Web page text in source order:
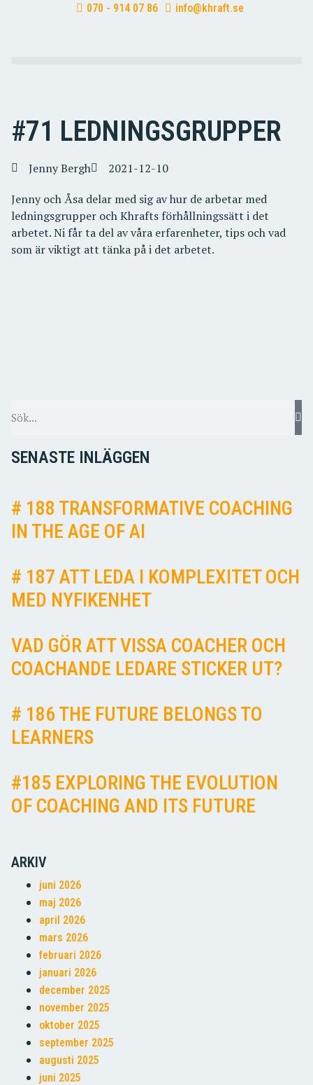
070 - 914 07 86 info@khraft.se
#71 LEDNINGSGRUPPER
Jenny Bergh
2021-12-10
Jenny och Åsa delar med sig av hur de arbetar med
ledningsgrupper och Khrafts förhållningssätt i det
arbetet. Ni får ta del av våra erfarenheter, tips och vad
som är viktigt att tänka på i det arbetet.
SENASTE INLÄGGEN
# 188 TRANSFORMATIVE COACHING
IN THE AGE OF AI
# 187 ATT LEDA I KOMPLEXITET OCH
MED NYFIKENHET
VAD GÖR ATT VISSA COACHER OCH
COACHANDE LEDARE STICKER UT?
# 186 THE FUTURE BELONGS TO
LEARNERS
#185 EXPLORING THE EVOLUTION
OF COACHING AND ITS FUTURE
ARKIV
juni 2026
maj 2026
april 2026
mars 2026
februari 2026
januari 2026
december 2025
november 2025
oktober 2025
september 2025
augusti 2025
juni 2025